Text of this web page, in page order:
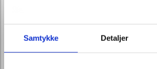
Samtykke Detaljer
En uvurderlig hjælp og støtte i en svær
forløbet.
Alle de småting, vi ikke selv havde tænkt